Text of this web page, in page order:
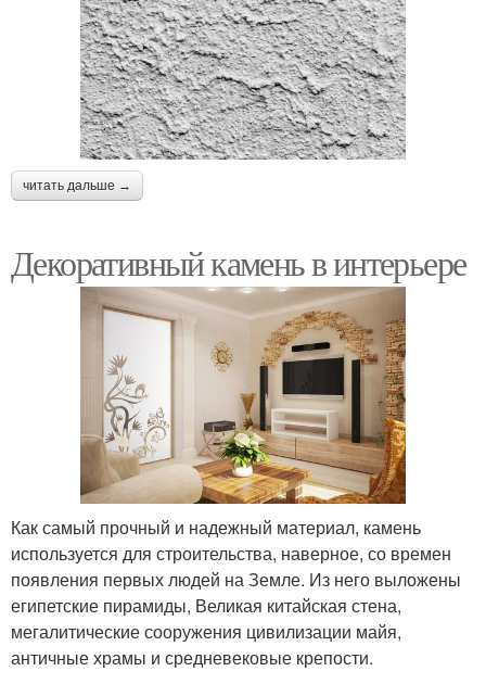
читать дальше →
Декоративный камень в интерьере
Как самый прочный и надежный материал, камень
используется для строительства, наверное, со времен
появления первых людей на Земле. Из него выложены
египетские пирамиды, Великая китайская стена,
мегалитические сооружения цивилизации майя,
античные храмы и средневековые крепости.